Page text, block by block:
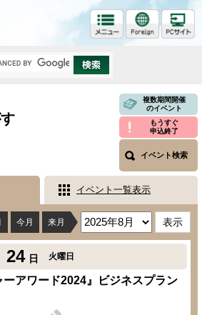
複数期間開催
のイベント
もうすぐ
申込終了
イベント検索
イベント一覧表示
今月 来月
24 日 火曜日
ーアワード2024』ビジネスプラン